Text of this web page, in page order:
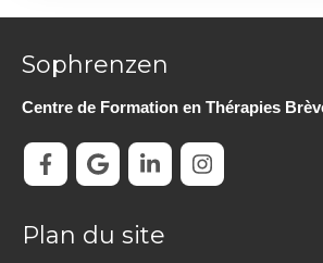
Sophrenzen
Centre de Formation en Thérapies
Plan du site